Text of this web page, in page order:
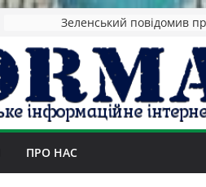
ПРО НАС